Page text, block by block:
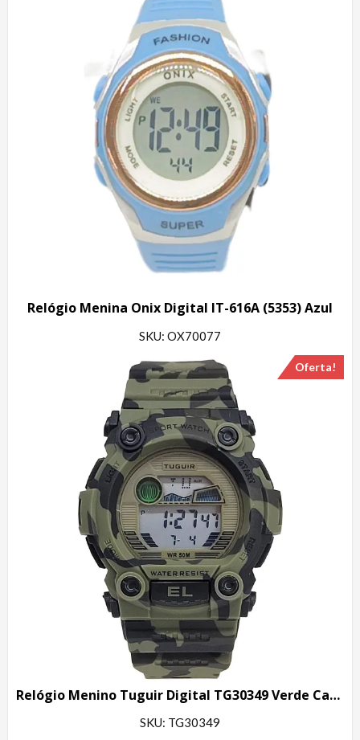
Relógio Menina Onix Digital IT-616A (5353) Azul
SKU: OX70077
Oferta!
Relógio Menino Tuguir Digital TG30349 Verde Camuflado
SKU: TG30349